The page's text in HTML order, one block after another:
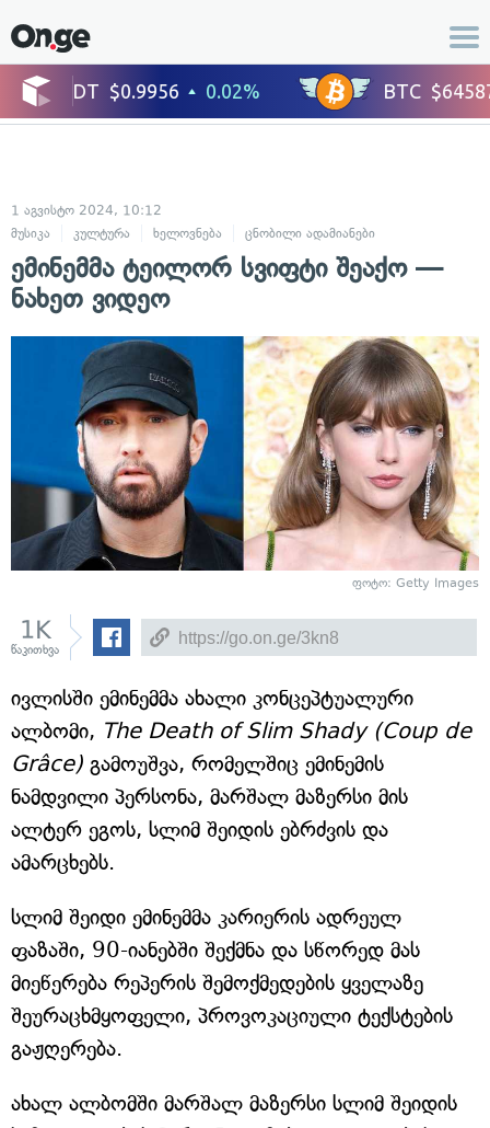
1 აგვისტო 2024, 10:12
მუსიკა
კულტურა ხელოვნება ცნობილი ადამიანები
ემინემმა ტეილორ სვიფტი შეაქო —
ნახეთ ვიდეო
ფოტო: Getty Images
1K
წაკითხვა
ივლისში ემინემმა ახალი კონცეპტუალური
ალბომი, The Death of Slim Shady (Coup de
Grâce) გამოუშვა, რომელშიც ემინემის
ნამდვილი პერსონა, მარშალ მაზერსი მის
ალტერ ეგოს, სლიმ შეიდის ებრძვის და
ამარცხებს.
სლიმ შეიდი ემინემმა კარიერის ადრეულ
ფაზაში, 90-იანებში შექმნა და სწორედ მას
მიეწერება რეპერის შემოქმედების ყველაზე
შეურაცხმყოფელი, პროვოკაციული ტექსტების
გაჟღერება.
ახალ ალბომში მარშალ მაზერსი სლიმ შეიდის